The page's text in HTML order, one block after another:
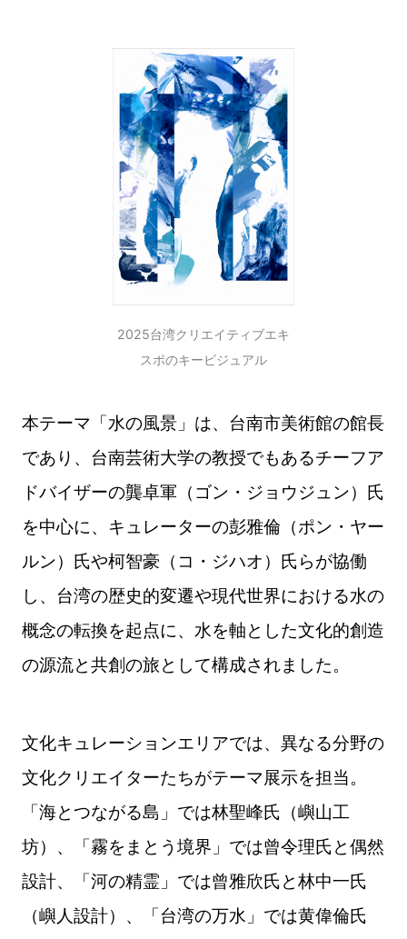
2025台湾クリエイティブエキ
スポのキービジュアル
本テーマ「水の風景」は、台南市美術館の館長
であり、台南芸術大学の教授でもあるチーフア
ドバイザーの龔卓軍（ ゴン・ジョウジュン）氏
を中心に、キュレーターの彭雅倫（ポン・ヤー
ルン）氏や柯智豪（コ・ジハオ）氏らが協働
し、台湾の歴史的変遷や現代世界における水の
概念の転換を起点に、水を軸とした文化的創造
の源流と共創の旅として構成されました。
文化キュレーションエリアでは、異なる分野の
文化クリエイターたちがテーマ展示を担当。
「海とつながる島」では林聖峰氏（嶼山工
坊）、「霧をまとう境界」では曾令理氏と偶然
設計、「河の精霊」では曾雅欣氏と林中一氏
（嶼人設計）、「台湾の万水」では黄偉倫氏